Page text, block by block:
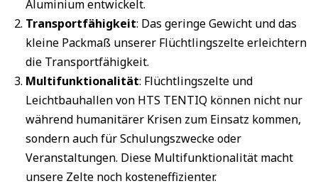
Aluminium entwickelt.
Transportfähigkeit: Das geringe Gewicht und das
kleine Packmaß unserer Flüchtlingszelte erleichtern
die Transportfähigkeit.
Multifunktionalität: Flüchtlingszelte und
Leichtbauhallen von HTS TENTIQ können nicht nur
während humanitärer Krisen zum Einsatz kommen,
sondern auch für Schulungszwecke oder
Veranstaltungen. Diese Multifunktionalität macht
unsere Zelte noch kosteneffizienter.